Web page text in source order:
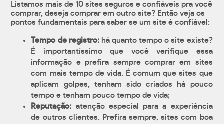
Listamos mais de 10 sites seguros e confiáveis pra você
comprar, deseja comprar em outro site? Então veja os
pontos fundamentais para saber se um site é confiável:
Tempo de registro:há quanto tempo o site existe?
É importantíssimo que você verifique essa
informação e prefira sempre comprar em sites
com mais tempo de vida. É comum que sites que
aplicam golpes, tenham sido criados há pouco
tempo e tenham pouco tempo de vida;
Reputação: atenção especial para a experiência
de outros clientes. Prefira sempre, sites com boa